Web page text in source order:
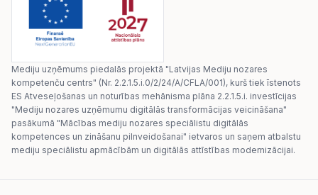
Mediju uzņēmums piedalās projektā "Latvijas Mediju nozares
kompetenču centrs" (Nr. 2.2.1.5.i.0/2/24/A/CFLA/001), kurš tiek īstenots
ES Atveseļošanas un noturības mehānisma plāna 2.2.1.5.i. investīcijas
"Mediju nozares uzņēmumu digitālās transformācijas veicināšana"
pasākumā "Mācības mediju nozares speciālistu digitālās
kompetences un zināšanu pilnveidošanai" ietvaros un saņem atbalstu
mediju speciālistu apmācībām un digitālās attīstības modernizācijai.